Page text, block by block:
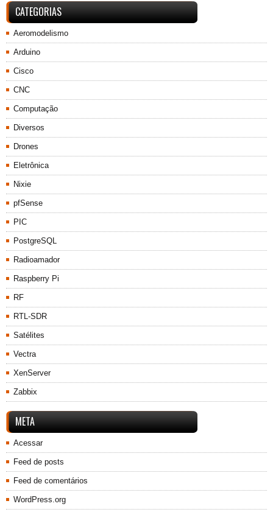
CATEGORIAS
Aeromodelismo
Arduino
Cisco
CNC
Computação
Diversos
Drones
Eletrônica
Nixie
pfSense
PIC
PostgreSQL
Radioamador
Raspberry Pi
RF
RTL-SDR
Satélites
Vectra
XenServer
Zabbix
META
Acessar
Feed de posts
Feed de comentários
WordPress.org